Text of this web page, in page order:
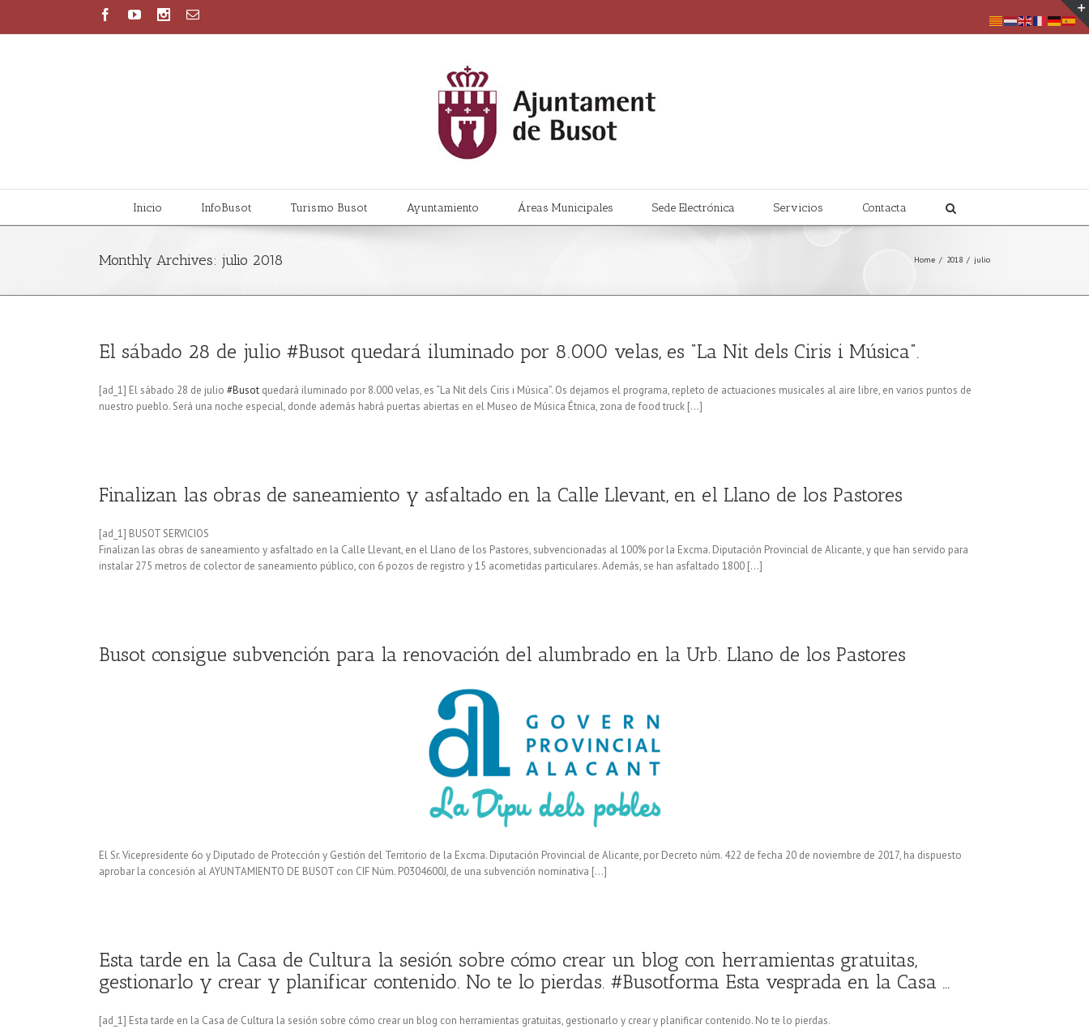
Inicio InfoBusot Turismo Busot Ayuntamiento Áreas Municipales Sede Electrónica Servicios Contacta
Monthly Archives: julio 2018 Home / 2018 / julio
El sábado 28 de julio #Busot quedará iluminado por 8.000 velas, es “La Nit dels Ciris i Música”.
[ad_1] El sábado 28 de julio #Busot quedará iluminado por 8.000 velas, es “La Nit dels Ciris i Música”. Os dejamos el programa, repleto de actuaciones musicales al aire libre, en varios puntos de
nuestro pueblo. Será una noche especial, donde además habrá puertas abiertas en el Museo de Música Étnica, zona de food truck […]
Finalizan las obras de saneamiento y asfaltado en la Calle Llevant, en el Llano de los Pastores
[ad_1] BUSOT SERVICIOS
Finalizan las obras de saneamiento y asfaltado en la Calle Llevant, en el Llano de los Pastores, subvencionadas al 100% por la Excma. Diputación Provincial de Alicante, y que han servido para
instalar 275 metros de colector de saneamiento público, con 6 pozos de registro y 15 acometidas particulares. Además, se han asfaltado 1800 […]
Busot consigue subvención para la renovación del alumbrado en la Urb. Llano de los Pastores
El Sr. Vicepresidente 6o y Diputado de Protección y Gestión del Territorio de la Excma. Diputación Provincial de Alicante, por Decreto núm. 422 de fecha 20 de noviembre de 2017, ha dispuesto
aprobar la concesión al AYUNTAMIENTO DE BUSOT con CIF Núm. P0304600J, de una subvención nominativa […]
Esta tarde en la Casa de Cultura la sesión sobre cómo crear un blog con herramientas gratuitas,
gestionarlo y crear y planificar contenido. No te lo pierdas. #Busotforma Esta vesprada en la Casa …
[ad_1] Esta tarde en la Casa de Cultura la sesión sobre cómo crear un blog con herramientas gratuitas, gestionarlo y crear y planificar contenido. No te lo pierdas.